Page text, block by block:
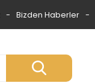
Bizden Haberler